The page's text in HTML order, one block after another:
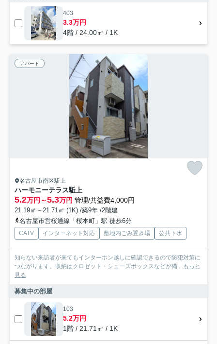
403
3.3万円
4階 / 24.00㎡ / 1K
アパート
名古屋市南区駈上
ハーモニーテラス駈上
5.2万円～5.3万円 管理/共益費4,000円
21.19㎡～21.71㎡ (1K) /築9年 /2階建
名古屋市営桜通線「桜本町」駅 徒歩6分
CATV インターネット対応 敷地内ごみ置き場 公共下水
知らない来訪者が来てもインターホン越しに確認できるので防犯対策に
つながります。収納はクロゼット・シューズボックスなどが備... もっと
見る
募集中の部屋
103
5.2万円
1階 / 21.71㎡ / 1K